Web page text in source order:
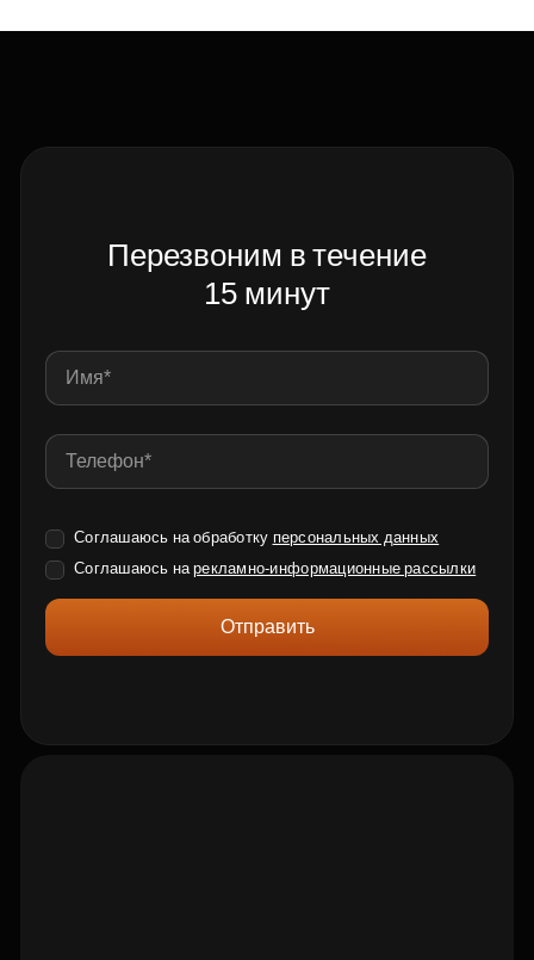
Перезвоним в течение
15 минут
Соглашаюсь на обработку персональных данных
Соглашаюсь нарекламно-информационные рассылки
Отправить